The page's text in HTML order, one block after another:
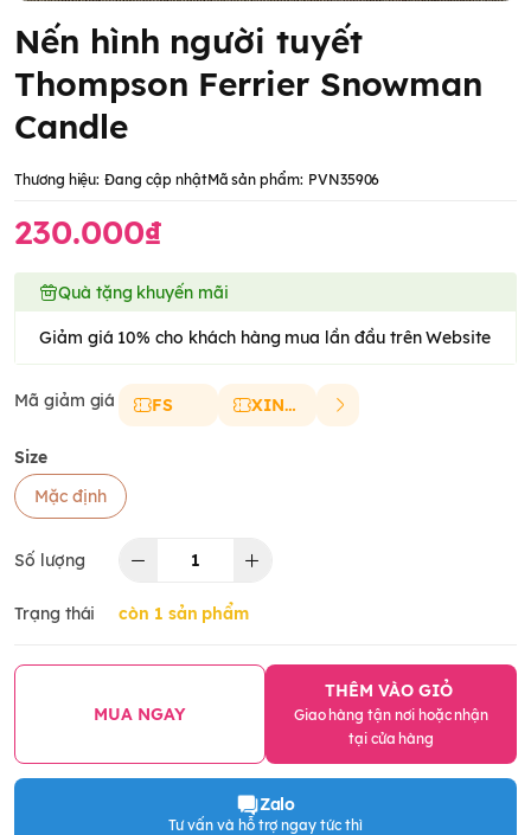
Nến hình người tuyết
Thompson Ferrier Snowman
Candle
Thương hiệu: Đang cập nhậtMã sản phẩm: PVN35906
230.000₫
Quà tặng khuyến mãi
Giảm giá 10% cho khách hàng mua lần đầu trên Website
Mã giảm giá FS XINCHAO
Size
Mặc định
Số lượng
Trạng thái còn 1 sản phẩm
MUA NGAY
THÊM VÀO GIỎ
Giao hàng tận nơi hoặc nhận
tại cửa hàng
Zalo
Tư vấn và hỗ trợ ngay tức thì